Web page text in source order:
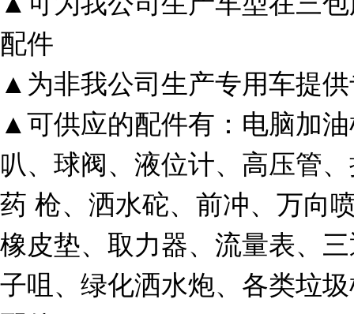
配件
▲为非我公司生产专用车提
▲可供应的配件有：电脑加
叭、球阀、液位计、高压管
药 枪、洒水砣、前冲、万向
橡皮垫、取力器、流量表、
子咀、绿化洒水炮、各类垃